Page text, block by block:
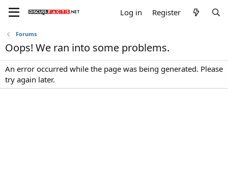
Log in Register
Forums
Oops! We ran into some problems.
An error occurred while the page was being generated. Please
try again later.